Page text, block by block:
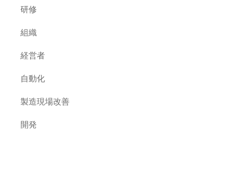
研修
組織
経営者
自動化
製造現場改善
開発